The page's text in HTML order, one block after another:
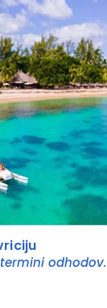
odhodov.